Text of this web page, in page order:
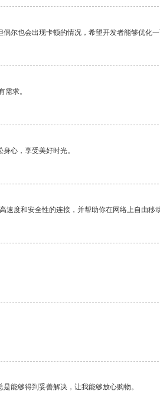
尔也会出现卡顿的情况，希望开发者能够优化一
需求。
心，享受美好时光。
速度和安全性的连接，并帮助你在网络上自由移动
能够得到妥善解决，让我能够放心购物。